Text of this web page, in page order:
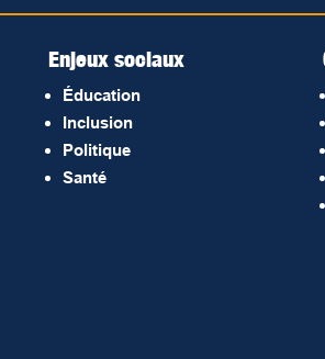
Enjeux sociaux
Éducation
Inclusion
Politique
Santé